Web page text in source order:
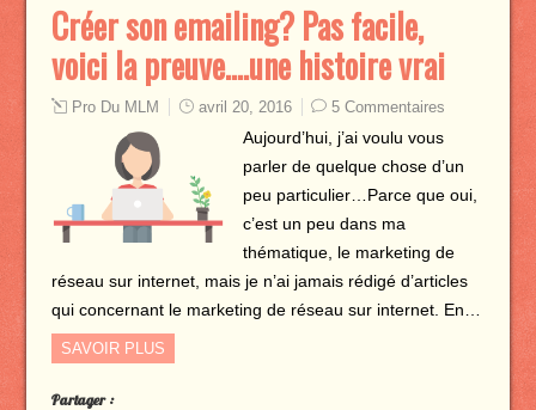
Créer son emailing? Pas facile,
voici la preuve….une histoire vrai
Pro Du MLM avril 20, 2016 5 Commentaires
Aujourd’hui, j’ai voulu vous
parler de quelque chose d’un
peu particulier…Parce que oui,
c’est un peu dans ma
thématique, le marketing de
réseau sur internet, mais je n’ai jamais rédigé d’articles
qui concernant le marketing de réseau sur internet. En…
SAVOIR PLUS
Partager :